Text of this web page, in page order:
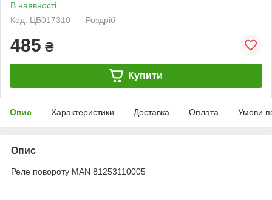
В наявності
Код: ЦБ017310
Роздріб
485 ₴
Купити
Опис Характеристики Доставка Оплата Умови
Опис
Реле повороту MAN 81253110005